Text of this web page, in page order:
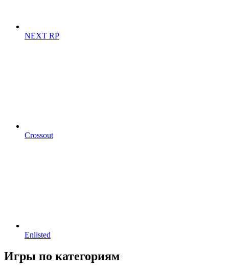
NEXT RP
Crossout
Enlisted
Игры по категориям